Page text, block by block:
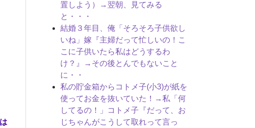
置しよう）→翌朝、見てみる
と・・・
結婚３年目、俺「そろそろ子供欲し
いね」嫁『主婦だって忙しいの！こ
こに子供いたら私はどうするわ
け？』→その後とんでもないこと
に・・
私の貯金箱からコトメ子(小3)が紙を
使ってお金を抜いていた！→私「何
してるの！」コトメ子『だって、お
じちゃんがこうして取れって言っ